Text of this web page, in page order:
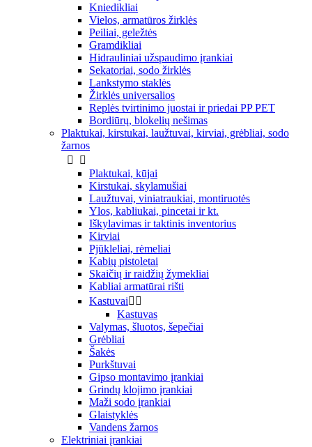
Kniedikliai
Vielos, armatūros žirklės
Peiliai, geležtės
Gramdikliai
Hidrauliniai užspaudimo įrankiai
Sekatoriai, sodo žirklės
Lankstymo staklės
Žirklės universalios
Replės tvirtinimo juostai ir priedai PP PET
Bordiūrų, blokelių nešimas
Plaktukai, kirstukai, laužtuvai, kirviai, grėbliai, sodo
žarnos


Plaktukai, kūjai
Kirstukai, skylamušiai
Laužtuvai, viniatraukiai, montiruotės
Ylos, kabliukai, pincetai ir kt.
Iškylavimas ir taktinis inventorius
Kirviai
Pjūkleliai, rėmeliai
Kabių pistoletai
Skaičių ir raidžių žymekliai
Kabliai armatūrai rišti
Kastuvai 
Kastuvas
Valymas, šluotos, šepečiai
Grėbliai
Šakės
Purkštuvai
Gipso montavimo įrankiai
Grindų klojimo įrankiai
Maži sodo įrankiai
Glaistyklės
Vandens žarnos
Elektriniai įrankiai